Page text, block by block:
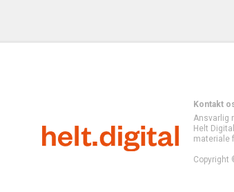
Kontakt
Ansvarlig
Helt
materiale
Copyright